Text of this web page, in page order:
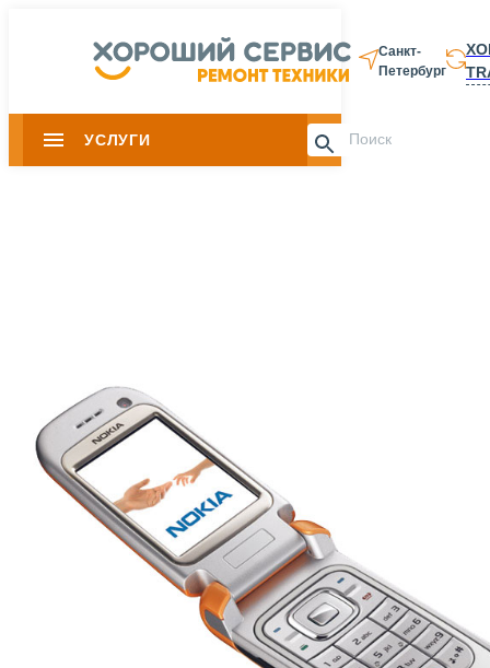
Санкт-
Петербург
УСЛУГИ 8 812 337-